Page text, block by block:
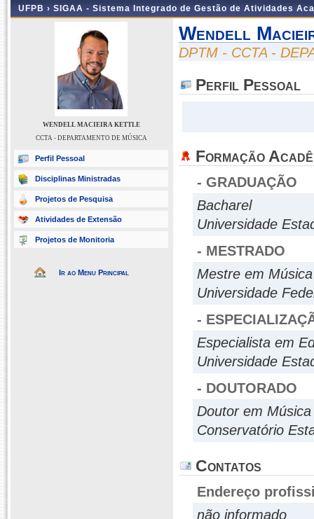
UFPB › SIGAA - Sistema Integrado de Gestão de Atividades
WENDELL MACIEIRA KETTLE
CCTA - DEPARTAMENTO DE MÚSICA
Perfil Pessoal
Disciplinas Ministradas
Projetos de Pesquisa
Atividades de Extensão
Projetos de Monitoria
Ir ao Menu Principal
Wendell
DPTM - CCTA -
Perfil Pessoal
Formação
- GRADUAÇÃO
Bacharel
Universidade
- MESTRADO
Mestre em
Universidade
-
Especialista em
Universidade
- DOUTORADO
Doutor em
Conservatório
Contatos
Endereço
não informado